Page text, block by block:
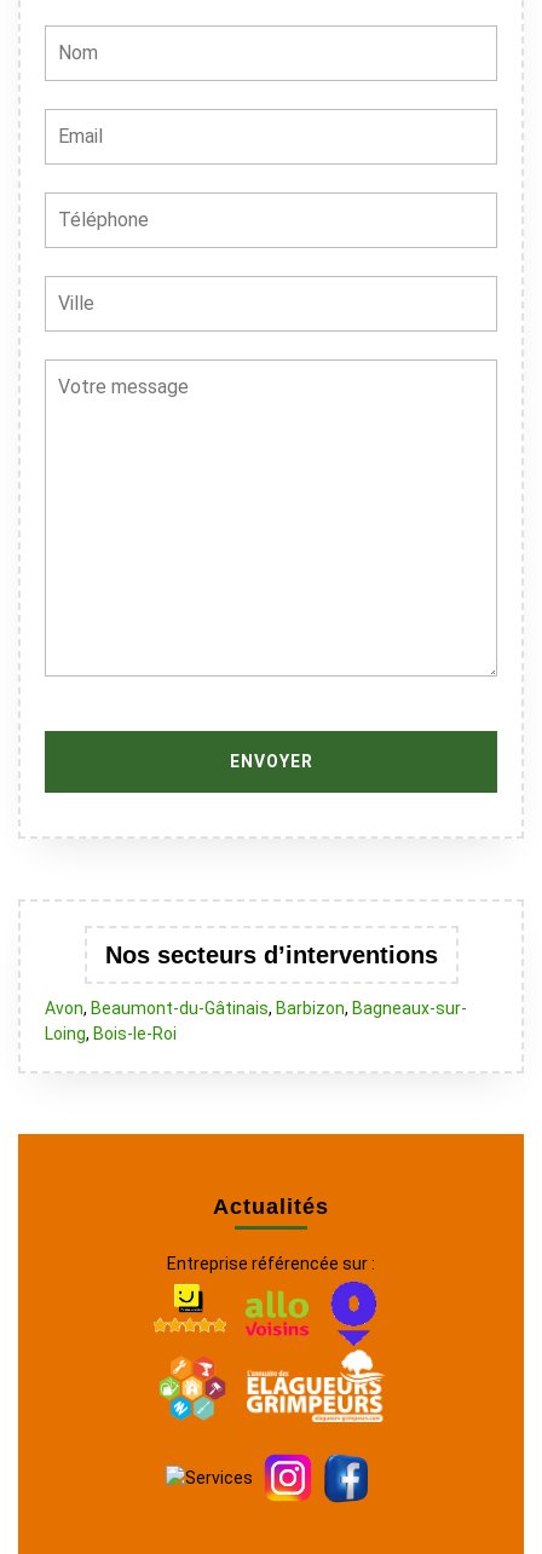
Nos secteurs d’interventions
Avon, Beaumont-du-Gâtinais, Barbizon, Bagneaux-sur-
Loing, Bois-le-Roi
Actualités
Entreprise référencée sur :